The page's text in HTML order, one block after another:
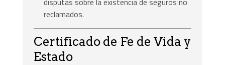
reclamados.
Certificado de Fe de Vida y
Estado